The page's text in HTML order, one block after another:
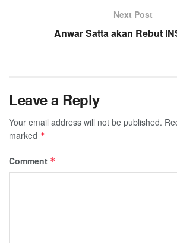
Next Post
Anwar Satta akan Rebut
Leave a Reply
Your email address will not be published.
marked *
Comment *